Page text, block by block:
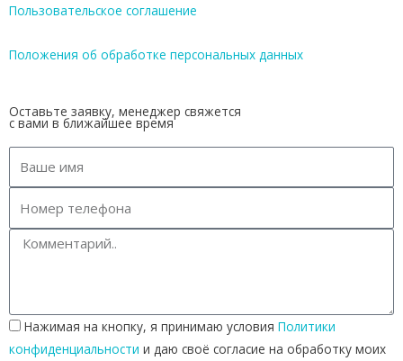
Пользовательское соглашение
Положения об обработке персональных данных
Оставьте заявку, менеджер свяжется
с вами в ближайшее время
Нажимая на кнопку, я принимаю условия Политики
конфиденциальности и даю своё согласие на обработку моих